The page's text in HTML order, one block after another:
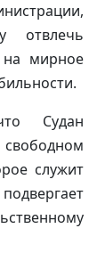
отвлечь
на мирное
Судан
свободном
служит